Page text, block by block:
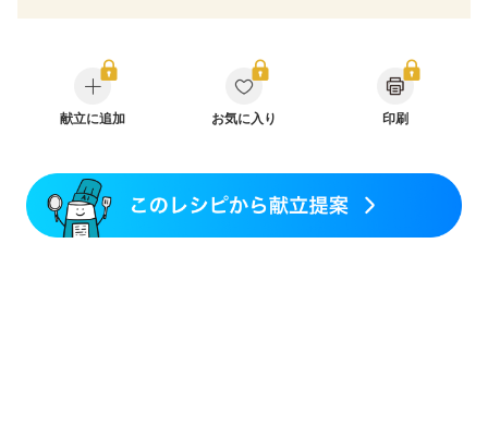
献立に追加 お気に入り 印刷